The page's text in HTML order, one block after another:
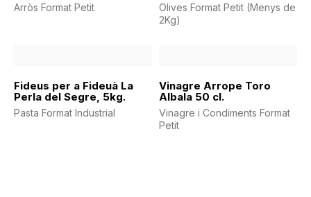
Arròs Format Petit
Olives Format Petit (Menys de
2Kg)
Fideus per a Fideuà La
Perla del Segre, 5kg.
Pasta Format Industrial
Vinagre Arrope Toro
Albala 50 cl.
Vinagre i Condiments Format
Petit